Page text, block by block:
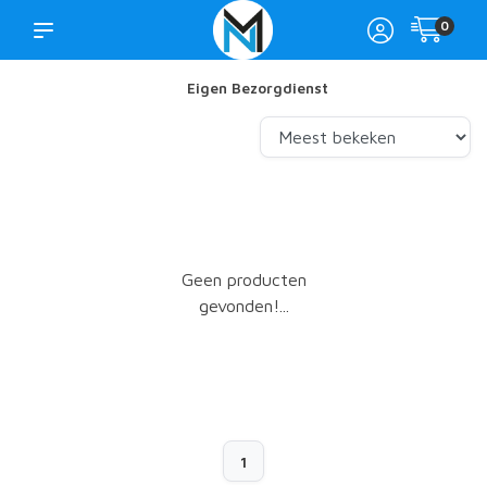
0
Eigen Bezorgdienst
Geen producten
gevonden!...
1